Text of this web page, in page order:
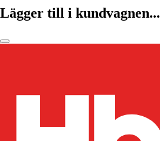
Lägger till i kundvagnen...